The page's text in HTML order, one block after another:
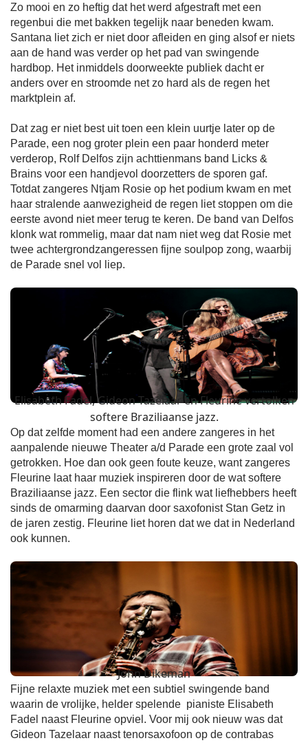
Zo mooi en zo heftig dat het werd afgestraft met een
regenbui die met bakken tegelijk naar beneden kwam.
Santana liet zich er niet door afleiden en ging alsof er niets
aan de hand was verder op het pad van swingende
hardbop. Het inmiddels doorweekte publiek dacht er
anders over en stroomde net zo hard als de regen het
marktplein af.
Dat zag er niet best uit toen een klein uurtje later op de
Parade, een nog groter plein een paar honderd meter
verderop, Rolf Delfos zijn achttienmans band Licks &
Brains voor een handjevol doorzetters de sporen gaf.
Totdat zangeres Ntjam Rosie op het podium kwam en met
haar stralende aanwezigheid de regen liet stoppen om die
eerste avond niet meer terug te keren. De band van Delfos
klonk wat rommelig, maar dat nam niet weg dat Rosie met
twee achtergrondzangeressen fijne soulpop zong, waarbij
de Parade snel vol liep.
Elisabeth Fadel, Gideon Tazelaar en Fleurine vertolken
softere Braziliaanse jazz.
Op dat zelfde moment had een andere zangeres in het
aanpalende nieuwe Theater a/d Parade een grote zaal vol
getrokken. Hoe dan ook geen foute keuze, want zangeres
Fleurine laat haar muziek inspireren door de wat softere
Braziliaanse jazz. Een sector die flink wat liefhebbers heeft
sinds de omarming daarvan door saxofonist Stan Getz in
de jaren zestig. Fleurine liet horen dat we dat in Nederland
ook kunnen.
John Dikeman
Fijne relaxte muziek met een subtiel swingende band
waarin de vrolijke, helder spelende pianiste Elisabeth
Fadel naast Fleurine opviel. Voor mij ook nieuw was dat
Gideon Tazelaar naast tenorsaxofoon op de contrabas